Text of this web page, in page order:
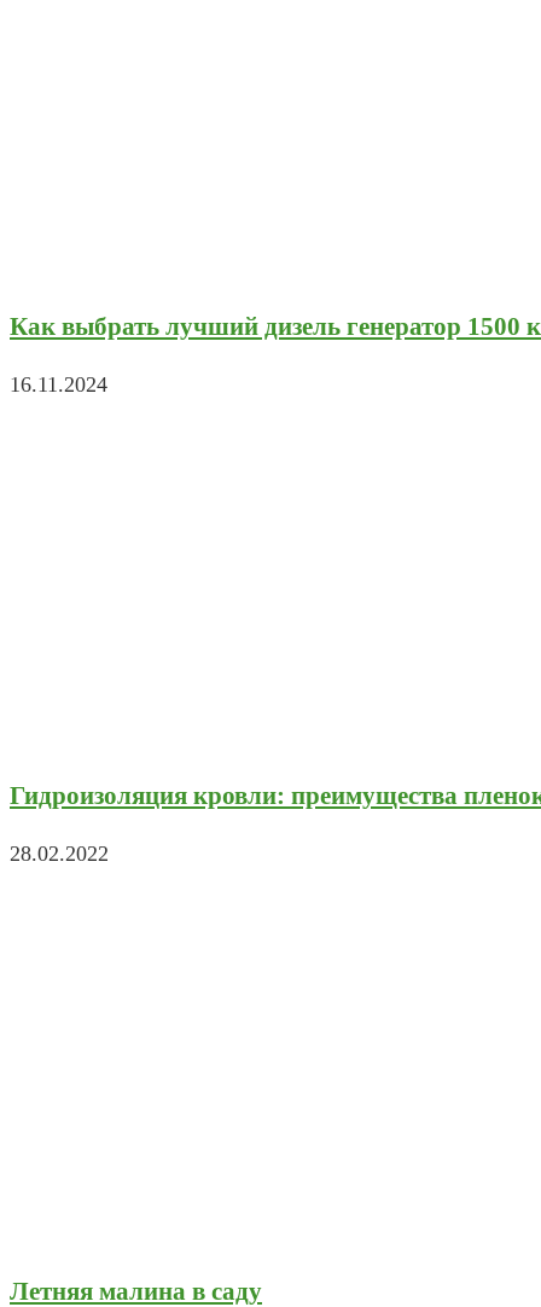
Как выбрать лучший дизель генератор 1500
16.11.2024
Гидроизоляция кровли: преимущества
28.02.2022
Летняя малина в саду